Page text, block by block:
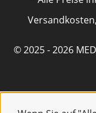
© 2025 - 2026